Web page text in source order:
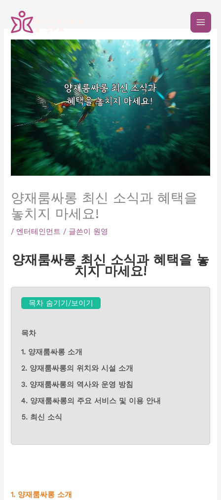
양재룸싸롱 최신 소식과 혜택을
놓치지 마세요!
/ 엔터테인먼트 / 글쓴이 원영
양재룸싸롱 최신 소식과 혜택을 놓
치지 마세요!
목차 숨기기/보이기
목차
1. 양재룸싸롱 소개
2. 양재룸싸롱의 위치와 시설 소개
3. 양재룸싸롱의 역사와 운영 방침
4. 양재룸싸롱의 주요 서비스 및 이용 안내
5. 최신 소식
1. 양재룸싸롱 소개